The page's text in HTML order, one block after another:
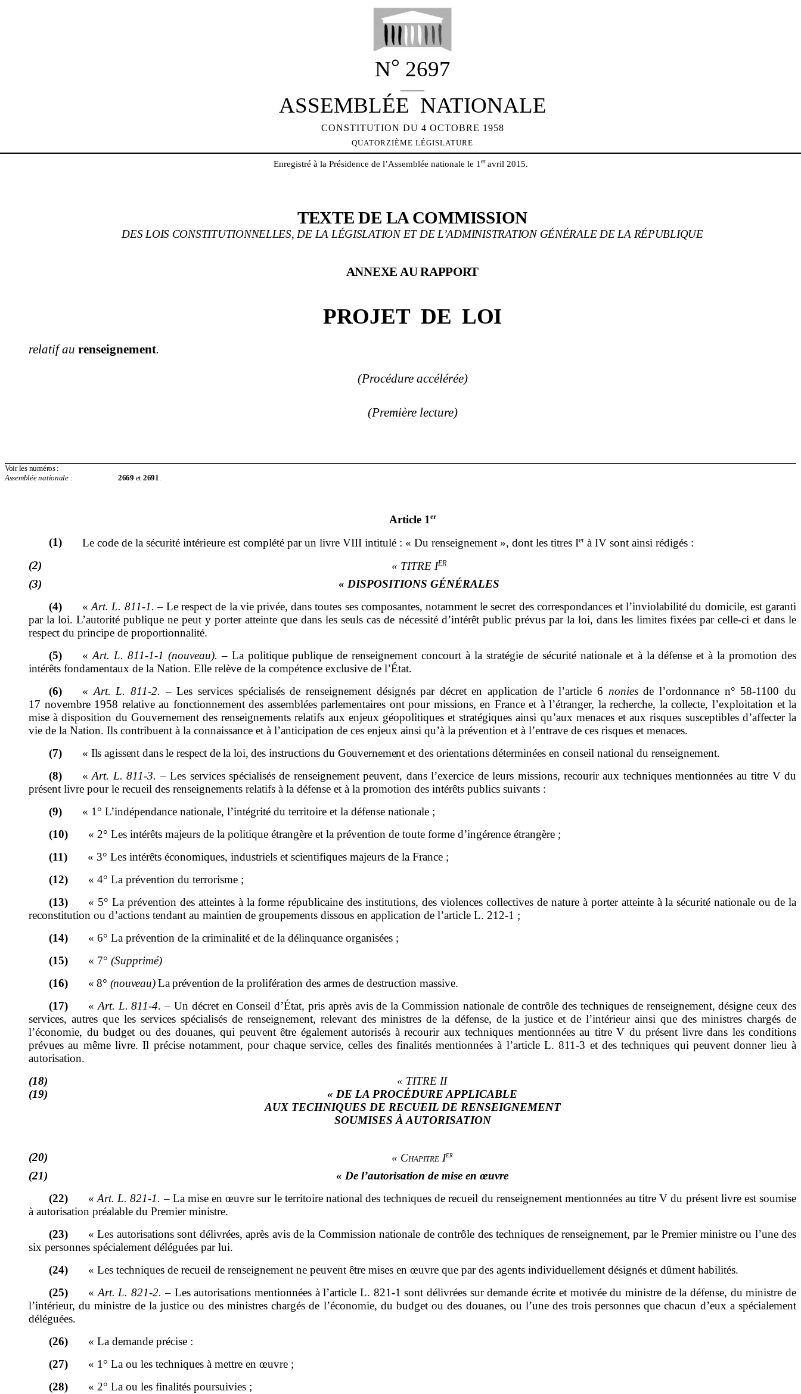
N° 2697
ASSEMBLÉE NATIONALE
CONSTITUTION DU 4 OCTOBRE 1958
QUATORZIÈME LÉGISLATURE
Enregistré à la Présidence de l’Assemblée nationale le 1 eravril 2015.
TEXTE DE LA COMMISSION
DES LOIS CONSTITUTIONNELLES, DE LA LÉGISLATION ET DE L’ADMINISTRATION GÉNÉRALE DE LA RÉPUBLIQUE
ANNEXE AU RAPPORT
PROJETDE LOI
relatif au renseignement.
(Procédure accélérée)
(Premièrelecture)
Voir lesnuméros :
Assemblée nationale : 2669 et 2691
Article 1 er
(1) Le code de la sécurité intérieure est complété par un livre VIII intitulé : « Du renseignement », dont les titres Ier à IV sont ainsi rédigés :
(2)
« TITRE IER
(3) « DISPOSITIONS GÉNÉRALES
(4)
« Art. L. 811‑1. – Le respect de la vie privée,dans toutes ses composantes, notamment le secret des correspondances et l’inviolabilité du domicile, est garanti
par la loi. L’autorité publique ne peut y porter atteinte que dans les seuls cas de nécessité d’intérêt public prévus par la loi, dans les limites fixées par celle‑ci et dans le
respect du principe de proportionnalité.
(5)
« Art. L. 811‑1‑1 (nouveau). – La politique publique de renseignement concourt à la stratégie de sécurité nationale et à ladéfense et à la promotion des
intérêts fondamentaux de la Nation. Elle relève de la compétence exclusive de l’État.
(6)
« Art. L. 811‑2. – Les services spécialisés de renseignement désignés par décret en application de l’article 6 noniesde l’ordonnance n° 58‑1100du
17 novembre 1958 relative au fonctionnement des assemblées parlementaires ont pour missions, en France et à l’étranger, la recherche, la collecte, l’exploitation et la
mise à disposition du Gouvernement des renseignements relatifs aux enjeux géopolitiques et stratégiques ainsi qu’aux menaces et aux risques susceptibles d’affecter la
vie de la Nation. Ils contribuent à la connaissance et à l’anticipation de ces enjeux ainsi qu’à la prévention et à l’entrave de ces risques et menaces.
(7)
« Ils agissent dans le respect de la loi, des instructions du Gouvernement et des orientations déterminées en conseil national du renseignement.
(8)
« Art. L. 811‑3. – Les services spécialisés de renseignement peuvent, dans l’exercice de leurs missions, recourir aux techniquesmentionnées au titre V du
présent livre pour le recueil des renseignements relatifs à la défense et à la promotion des intérêts publics suivants :
(9)
« 1° L’indépendance nationale, l’intégrité du territoire et la défense nationale ;
(10)
« 2° Les intérêts majeurs de la politique étrangère et la prévention de toute forme d’ingérence étrangère ;
(11)
« 3° Les intérêts économiques, industriels et scientifiques majeurs de la France ;
(12)
« 4° La prévention du terrorisme ;
(13)
« 5° La préventiondes atteintes à la forme républicaine des institutions, des violences collectives de nature à porter atteinte à la sécurité nationale ou de la
reconstitution ou d’actions tendant au maintien de groupements dissous en application de l’article L. 212‑1 ;
(14)
« 6° La prévention de la criminalité et de la délinquance organisées ;
(15)
« 7° (Supprimé)
(16)
« 8° (nouveau) La préventionde la prolifération des armes de destruction massive.
(17)
« Art. L. 811‑4. – Un décret en Conseil d’État, pris après avis de la Commission nationale de contrôle des techniques de renseignement, désigne ceux des
services, autres que les services spécialisés de renseignement, relevant des ministresde la défense, de la justiceet de l’intérieur ainsi que des ministres chargés de
l’économie, du budget ou des douanes, qui peuvent être également autorisés à recourir aux techniques mentionnées au titre V du présent livre dans les conditions
prévuesau mêmelivre. Il précise notamment, pour chaque service, celles des finalités mentionnées à l’article L. 811‑3 et des techniques qui peuvent donner lieu à
autorisation.
(18)
« TITRE II
(19)
« DE LA PROCÉDURE APPLICABLE
AUX TECHNIQUES DE RECUEIL DE RENSEIGNEMENT
SOUMISES À AUTORISATION
(20) « Chapitre Ier
(21) « De l’autorisation de mise en œuvre
(22)
« Art. L. 821‑1. – La mise en œuvre sur le territoire national des techniques de recueil du renseignement mentionnées au titre V du présent livre est soumise
à autorisation préalable du Premier ministre.
(23)
« Les autorisations sont délivrées, après avis de la Commission nationale de contrôle des techniques de renseignement, par le Premier ministre ou l’une des
six personnes spécialement déléguées par lui.
(24)
« Les techniques de recueil de renseignement ne peuvent être mises en œuvre que par des agents individuellement désignés et dûment habilités.
(25)
« Art. L. 821‑2. – Les autorisations mentionnées à l’article L. 821‑1 sont délivrées sur demande écrite et motivée du ministre de la défense, du ministre de
l’intérieur, du ministre de la justice ou desministres chargés de l’économie, du budget ou des douanes, ou l’une des trois personnes que chacun d’eux aspécialement
déléguées.
(26)
« La demande précise :
(27)
« 1° La ou les techniques à mettre en œuvre ;
(28)
« 2° La ou les finalités poursuivies ;